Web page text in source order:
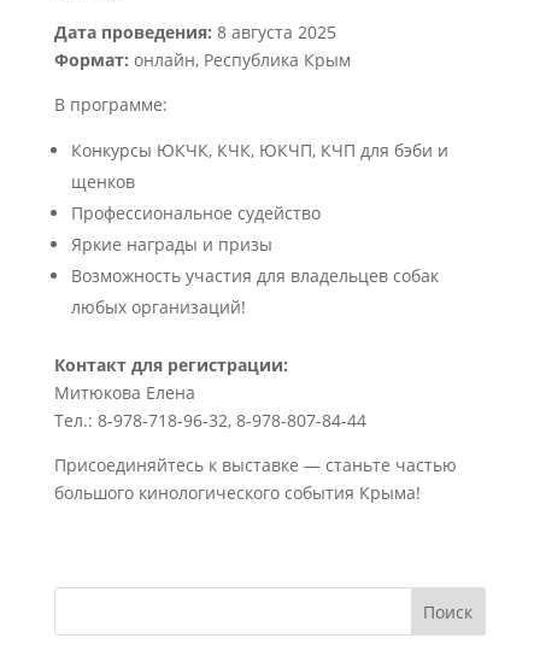
Дата проведения: 8 августа 2025
Формат: онлайн, Республика Крым
В программе:
Конкурсы ЮКЧК, КЧК, ЮКЧП, КЧП для бэби и
щенков
Профессиональное судейство
Яркие награды и призы
Возможность участия для владельцев собак
любых организаций!
Контакт для регистрации:
Митюкова Елена
Тел.: 8-978-718-96-32, 8-978-807-84-44
Присоединяйтесь к выставке — станьте частью
большого кинологического события Крыма!